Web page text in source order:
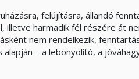
felújításra, állandó
illetve harmadik fél részére át
nem rendelkezik,
– a lebonyolító, a